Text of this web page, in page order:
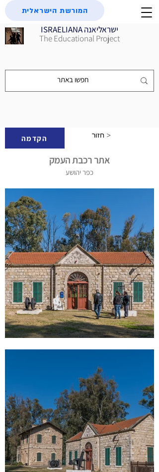
ISRAELIANA ישראליאנה
The Educational Project
המורשת הישראלית
הקדמה חזור >
אתר רכבת העמק
כפר יהושע